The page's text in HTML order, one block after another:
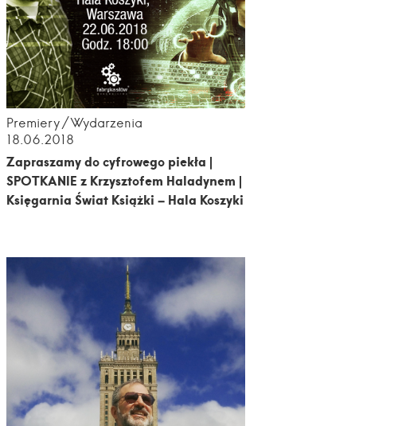
Premiery
Wydarzenia
18.06.2018
Zapraszamy do cyfrowego piekła |
SPOTKANIE z Krzysztofem Haladynem |
Księgarnia Świat Książki – Hala Koszyki